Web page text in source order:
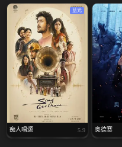
蓝光
痴人唱颂 5.9 奥德赛